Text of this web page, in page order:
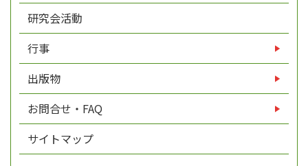
研究会活動
行事
出版物
お問合せ・FAQ
サイトマップ